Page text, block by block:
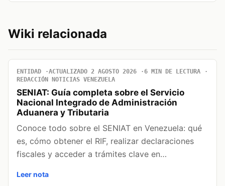
Wiki relacionada
ENTIDAD ACTUALIZADO 2 AGOSTO 2026
6 MIN DE LECTURA
REDACCIÓN NOTICIAS VENEZUELA
SENIAT: Guía completa sobre el Servicio
Nacional Integrado de Administración
Aduanera y Tributaria
Conoce todo sobre el SENIAT en Venezuela: qué
es, cómo obtener el RIF, realizar declaraciones
fiscales y acceder a trámites clave en…
Leer nota